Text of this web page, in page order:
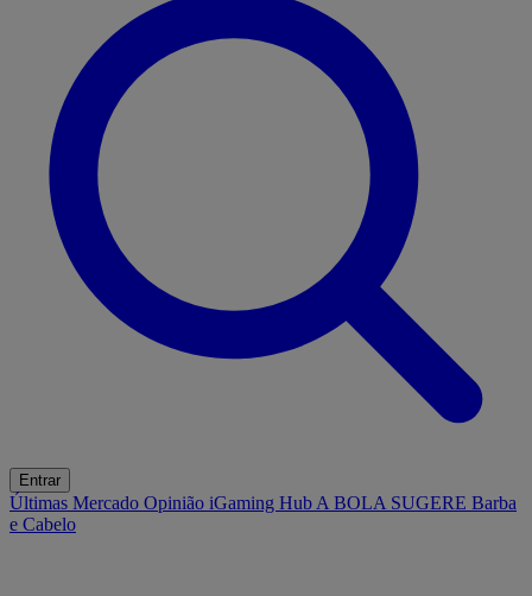
Entrar
Últimas Mercado Opinião iGaming Hub A BOLA SUGERE Barba
e Cabelo